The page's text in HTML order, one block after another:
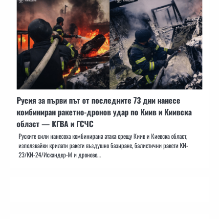
Русия за първи път от последните 73 дни нанесе
комбиниран ракетно-дронов удар по Киив и Киивска
област — КГВА и ГСЧС
Руските сили нанесоха комбинирана атака срещу Киив и Киевска област,
използвайки крилати ракети въздушно базиране, балистични ракети KN-
23/KN-24/Искандер-М и дронове…